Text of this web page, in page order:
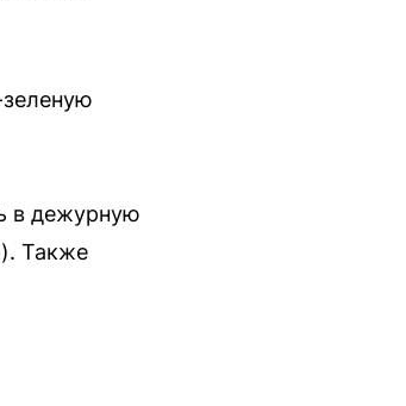
в дежурную
Также